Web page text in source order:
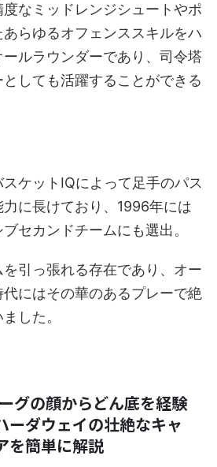
なミッドレンジシュートやポ
らゆるオフェンススキルをハ
ルラウンダーであり、司令塔
しても活躍することができる
ケットIQによって足手のパス
に長けており、1996年には
セカンドチームにも選出。
引っ張れる存在であり、オー
にはその華のあるプレーで絶
した。
グの顔からどん底を経験
ーダウェイの壮絶なキャ
を簡単に解説